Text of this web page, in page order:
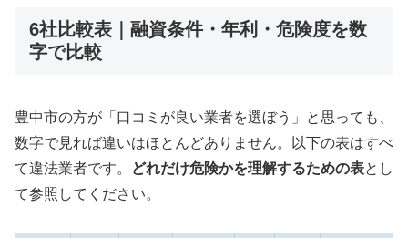
6社比較表｜融資条件・年利・危険度を数
字で比較
豊中市の方が「口コミが良い業者を選ぼう」と思っても、
数字で見れば違いはほとんどありません。以下の表はすべ
て違法業者です。
どれだけ危険かを理解するための表とし
て参照してください。